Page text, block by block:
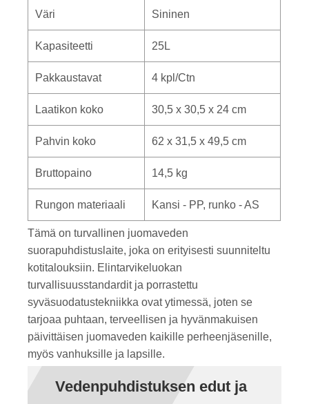
Väri Sininen
Kapasiteetti 25L
Pakkaustavat 4 kpl/Ctn
Laatikon koko 30,5 x 30,5 x 24 cm
Pahvin koko 62 x 31,5 x 49,5 cm
Bruttopaino 14,5 kg
Rungon materiaali Kansi - PP, runko - AS
Tämä on turvallinen juomaveden
suorapuhdistuslaite, joka on erityisesti suunniteltu
kotitalouksiin. Elintarvikeluokan
turvallisuusstandardit ja porrastettu
syväsuodatustekniikka ovat ytimessä, joten se
tarjoaa puhtaan, terveellisen ja hyvänmakuisen
päivittäisen juomaveden kaikille perheenjäsenille,
myös vanhuksille ja lapsille.
Vedenpuhdistuksen edut ja